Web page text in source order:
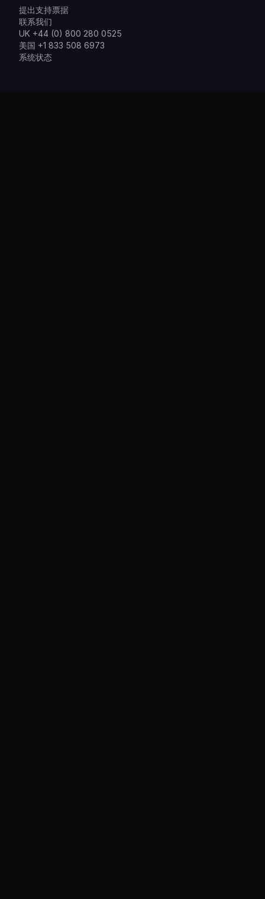
提出支持票据
联系我们
UK +44 (0) 800 280 0525
美国 +1 833 508 6973
系统状态